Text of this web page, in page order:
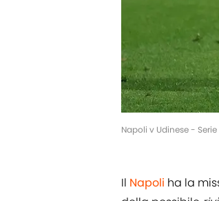
Napoli v Udinese -
Il Napoli ha la